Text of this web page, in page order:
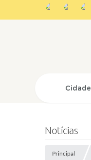
Cidade
Notícias
Principal